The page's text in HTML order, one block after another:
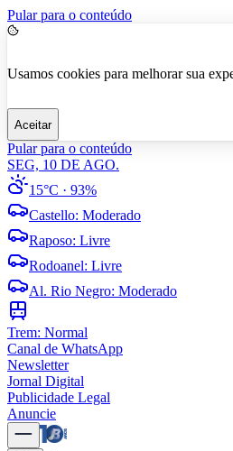
Pular para o conteúdo
Usamos cookies para melhorar sua
Aceitar
Pular para o conteúdo
SEG, 10 DE AGO.
15°C · 93%
Castello: Moderado
Raposo: Livre
Rodoanel: Livre
Al. Rio Negro: Moderado
Trem: Normal
Canal de WhatsApp
Newsletter
Jornal Digital
Publicidade Legal
Anuncie